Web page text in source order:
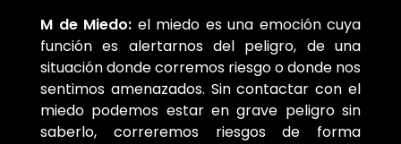
M de Miedo: el miedo es una emoción cuya
función es alertarnos del peligro, de una
situación donde corremos riesgo o donde nos
sentimos amenazados. Sin contactar con el
miedo podemos estar en grave peligro sin
saberlo, correremos riesgos de forma